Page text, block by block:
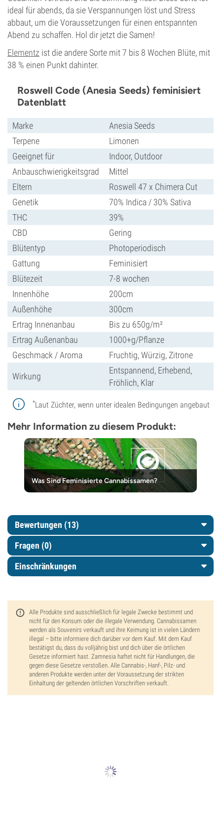
ideal für abends, da sie Verspannungen löst und Stress
abbaut, um die Voraussetzungen für einen entspannten
Abend zu schaffen. Hol dir jetzt die Samen!
Elementz ist die andere Sorte mit 7 bis 8 Wochen Blüte, mit
38 % einen Punkt dahinter.
Roswell Code (Anesia Seeds) feminisiert
Datenblatt
Marke
Anesia Seeds
Terpene
Limonen
Geeignet für
Indoor, Outdoor
Anbauschwierigkeitsgrad
Mittel
Eltern
Roswell 47 x Chimera Cut
Genetik
70% Indica / 30% Sativa
THC
39%
CBD
Gering
Blütentyp
Photoperiodisch
Gattung
Feminisiert
Blütezeit
7-8 wochen
Innenhöhe
200cm
Außenhöhe
300cm
Ertrag Innenanbau
Bis zu 650g/m²
Ertrag Außenanbau
1000+g/Pflanze
Geschmack / Aroma
Fruchtig, Würzig, Zitrone
Wirkung
Entspannend, Erhebend,
Fröhlich, Klar
*Laut Züchter, wenn unter idealen Bedingungen angebaut
Mehr Information zu diesem Produkt:
Was Sind Feminisierte Cannabissamen?
Bewertungen (13)
Fragen (0)
Einschränkungen
Alle Produkte sind ausschließlich für legale Zwecke bestimmt und
nicht für den Konsum oder die illegale Verwendung. Cannabissamen
werden als Souvenirs verkauft und ihre Keimung ist in vielen Ländern
illegal – bitte informiere dich darüber vor dem Kauf. Mit dem Kauf
bestätigst du, dass du volljährig bist und dich über die örtlichen
Gesetze informiert hast. Zamnesia haftet nicht für Handlungen, die
gegen diese Gesetze verstoßen. Alle Cannabis-, Hanf-, Pilz- und
anderen Produkte werden unter der Voraussetzung der strikten
Einhaltung der geltenden örtlichen Vorschriften verkauft.